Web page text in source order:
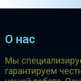
О нас
Мы
гарантируем